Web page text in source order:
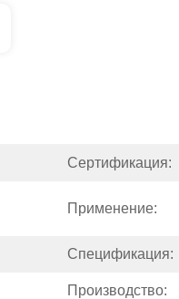
Сертификация:
Применение:
Спецификация:
Производство: